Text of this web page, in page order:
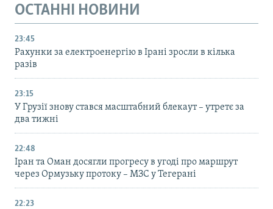
ОСТАННІ НОВИНИ
23:45
Рахунки за електроенергію в Ірані зросли в кілька
разів
23:15
У Грузії знову стався масштабний блекаут – утретє за
два тижні
22:48
Іран та Оман досягли прогресу в угоді про маршрут
через Ормузьку протоку – МЗС у Тегерані
22:23